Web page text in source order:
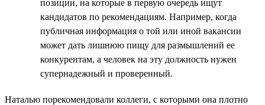
позиции, на которые в первую очередь ищут
кандидатов по рекомендациям. Например, когда
публичная информация о той или иной вакансии
может дать лишнюю пищу для размышлений ее
конкурентам, а человек на эту должность нужен
супернадежный и проверенный.
Наталью порекомендовали коллеги, с которыми она плотно